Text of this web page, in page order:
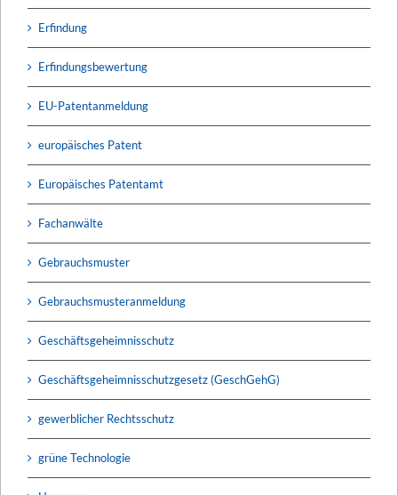
Erfindung
Erfindungsbewertung
EU-Patentanmeldung
europäisches Patent
Europäisches Patentamt
Fachanwälte
Gebrauchsmuster
Gebrauchsmusteranmeldung
Geschäftsgeheimnisschutz
Geschäftsgeheimnisschutzgesetz (GeschGehG)
gewerblicher Rechtsschutz
grüne Technologie